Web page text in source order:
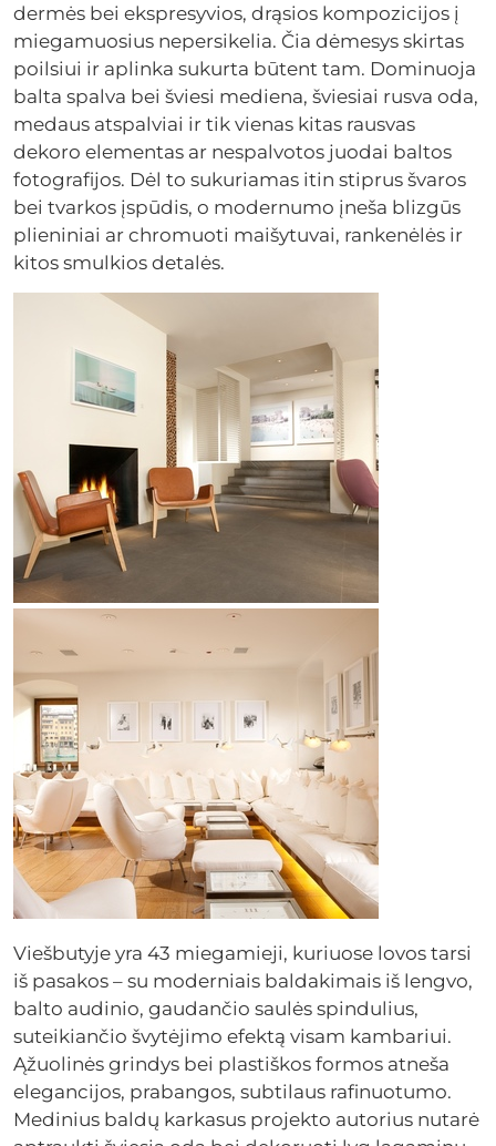
dermės bei ekspresyvios, drąsios kompozicijos į
miegamuosius nepersikelia. Čia dėmesys skirtas
poilsiui ir aplinka sukurta būtent tam. Dominuoja
balta spalva bei šviesi mediena, šviesiai rusva oda,
medaus atspalviai ir tik vienas kitas rausvas
dekoro elementas ar nespalvotos juodai baltos
fotografijos. Dėl to sukuriamas itin stiprus švaros
bei tvarkos įspūdis, o modernumo įneša blizgūs
plieniniai ar chromuoti maišytuvai, rankenėlės ir
kitos smulkios detalės.
Viešbutyje yra 43 miegamieji, kuriuose lovos tarsi
iš pasakos – su moderniais baldakimais iš lengvo,
balto audinio, gaudančio saulės spindulius,
suteikiančio švytėjimo efektą visam kambariui.
Ąžuolinės grindys bei plastiškos formos atneša
elegancijos, prabangos, subtilaus rafinuotumo.
Medinius baldų karkasus projekto autorius nutarė